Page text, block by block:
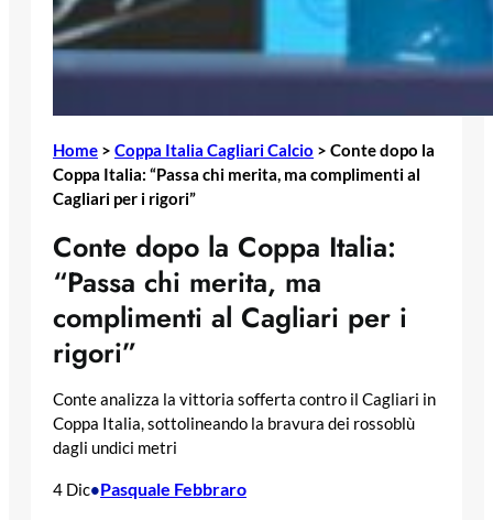
Home > Coppa Italia Cagliari Calcio > Conte dopo la
Coppa Italia: “Passa chi merita, ma complimenti al
Cagliari per i rigori”
Conte dopo la Coppa Italia:
“Passa chi merita, ma
complimenti al Cagliari per i
rigori”
Conte analizza la vittoria sofferta contro il Cagliari in
Coppa Italia, sottolineando la bravura dei rossoblù
dagli undici metri
4 Dic•Pasquale Febbraro